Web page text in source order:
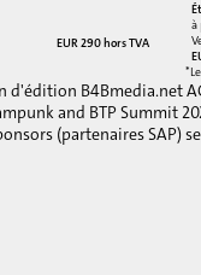
EUR 290 hors TVA
à
d'édition B4Bmedia.net
and BTP Summit
(partenaires SAP)